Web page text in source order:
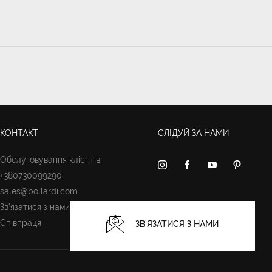
КОНТАКТ
Обслуговування клієнтів:
+380730099290
sales@pollardi.com
Зв’язатися з нами
Співпраця
СЛІДУЙ ЗА НАМИ
ЗВ’ЯЗАТИСЯ З НАМИ